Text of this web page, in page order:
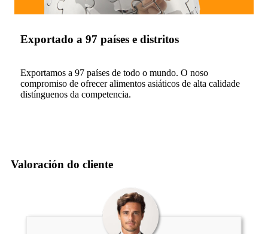
Exportado a 97 países e distritos
Exportamos a 97 países de todo o mundo. O noso
compromiso de ofrecer alimentos asiáticos de alta calidade
distínguenos da competencia.
Valoración do cliente